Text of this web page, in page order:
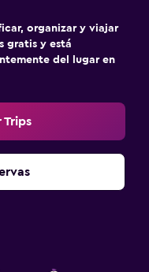
organizar y viajar
gratis y está
del lugar en
Trips